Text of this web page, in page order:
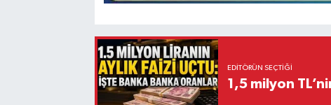
EDITÖRÜN SEÇTIĞI
1,5 milyon